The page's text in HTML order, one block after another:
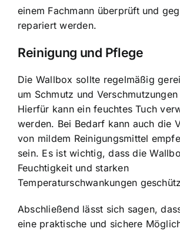
einem Fachmann überprüft und
repariert werden.
Reinigung und Pflege
Die Wallbox sollte regelmäßig
um Schmutz und
Hierfür kann ein feuchtes Tuch
werden. Bei Bedarf kann auch die
von mildem Reinigungsmittel
sein. Es ist wichtig, dass die
Feuchtigkeit und starken
Temperaturschwankungen
Abschließend lässt sich sagen,
eine praktische und sichere